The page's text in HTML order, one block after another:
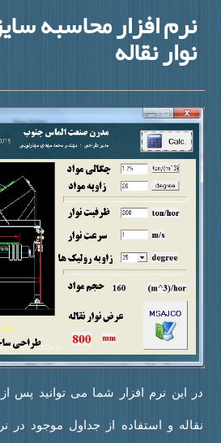
نرم افزار محاسبه
نوار نقاله
این نرم افزار شما می توانید پس از
و استفاده از جداول موجود در نرم